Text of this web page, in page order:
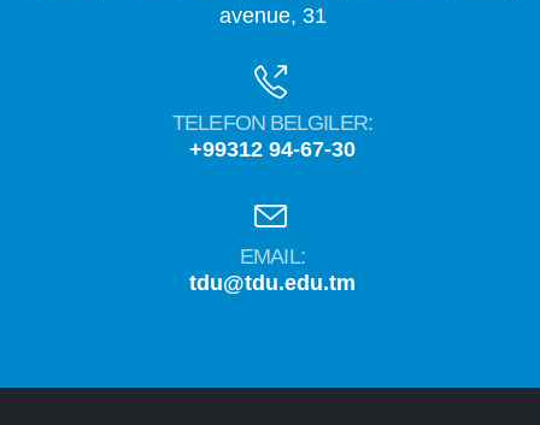
avenue, 31
TELEFON BELGILER:
+99312 94-67-30
EMAIL:
tdu@tdu.edu.tm